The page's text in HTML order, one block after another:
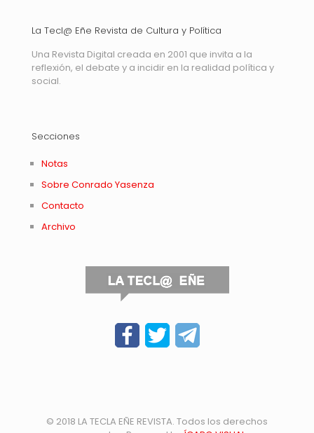
La Tecl@ Eñe Revista de Cultura y Política
Una Revista Digital creada en 2001 que invita a la
reflexión, el debate y a incidir en la realidad política y
social.
Secciones
Notas
Sobre Conrado Yasenza
Contacto
Archivo
© 2018 LA TECLA EÑE REVISTA. Todos los derechos